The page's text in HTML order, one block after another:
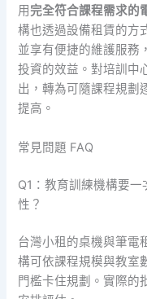
用 完全符合課程需求的
構也透過設備租賃的方
並享有便捷的維護服務
投資的效益。對培訓中
出，轉為可隨課程規劃
提高。
常見問題 FAQ
Q1：教育訓練機構要
性？
台灣小租的桌機與筆電
構可依課程規模與教室
門檻卡住規劃。實際的